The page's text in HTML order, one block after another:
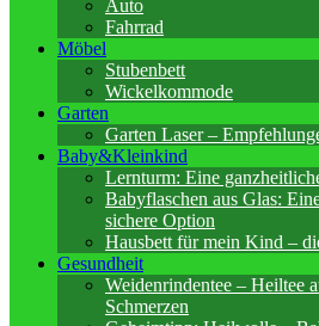
Auto
Fahrrad
Möbel
Stubenbett
Wickelkommode
Garten
Garten Laser –
Baby&Kleinkind
Lernturm: Eine
Babyflaschen aus Glas:
sichere Option
Hausbett für mein Kind –
Gesundheit
Weidenrindentee – Heiltee
Schmerzen